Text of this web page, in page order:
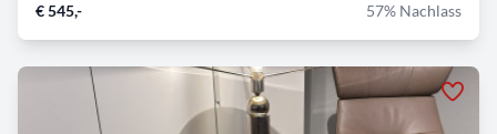
€ 545,- 57% Nachlass